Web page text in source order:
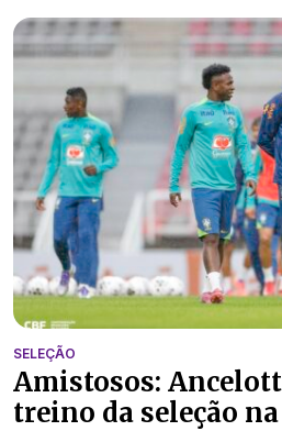
SELEÇÃO
Amistosos:
treino da seleção